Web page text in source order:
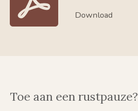
Download
Toe aan een rustpauze?